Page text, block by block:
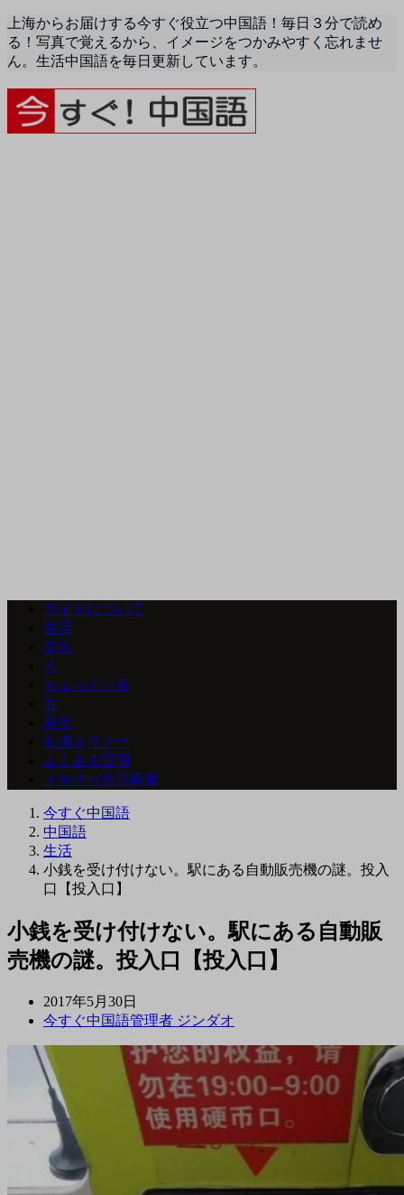
上海からお届けする今すぐ役立つ中国語！毎日３分で読め
る！写真で覚えるから、イメージをつかみやすく忘れませ
ん。生活中国語を毎日更新しています。
サイトについて
生活
文化
人
ちょっと一言
食
発音
礼儀＆マナー
よくある質問
メルマガ会員募集
今すぐ中国語
中国語
生活
小銭を受け付けない。駅にある自動販売機の謎。投入
口【投入口】
小銭を受け付けない。駅にある自動販
売機の謎。投入口【投入口】
2017年5月30日
今すぐ中国語管理者 ジンダオ